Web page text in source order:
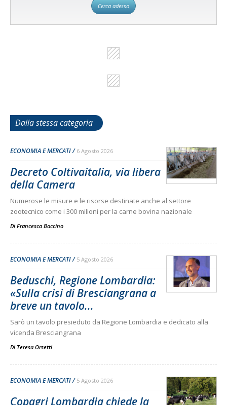
Cerca adesso
Dalla stessa categoria
ECONOMIA E MERCATI 6 Agosto 2026
Decreto Coltivaitalia, via libera
della Camera
Numerose le misure e le risorse destinate anche al settore
zootecnico come i 300 milioni per la carne bovina nazionale
Di Francesca Baccino
ECONOMIA E MERCATI 5 Agosto 2026
Beduschi, Regione Lombardia:
«Sulla crisi di Bresciangrana a
breve un tavolo...
Sarò un tavolo presieduto da Regione Lombardia e dedicato alla
vicenda Bresciangrana
Di Teresa Orsetti -
ECONOMIA E MERCATI 5 Agosto 2026
Copagri Lombardia chiede la